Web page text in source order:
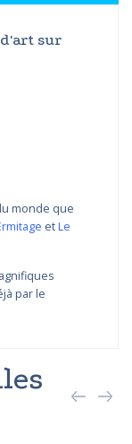
sur
monde que
etLe
par le